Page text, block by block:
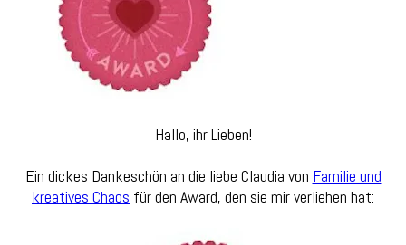
Hallo, ihr Lieben!
Ein dickes Dankeschön an die liebe Claudia von Familie und
kreatives Chaos für den Award, den sie mir verliehen hat: